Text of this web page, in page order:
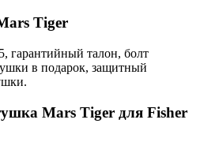
Tiger
гарантийный талон, болт
в подарок, защитный
Mars Tiger для Fisher